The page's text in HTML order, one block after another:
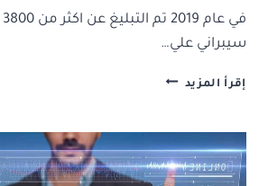
سيبراني علي…
إقرأ المزيد افضل
امن
المعلومات